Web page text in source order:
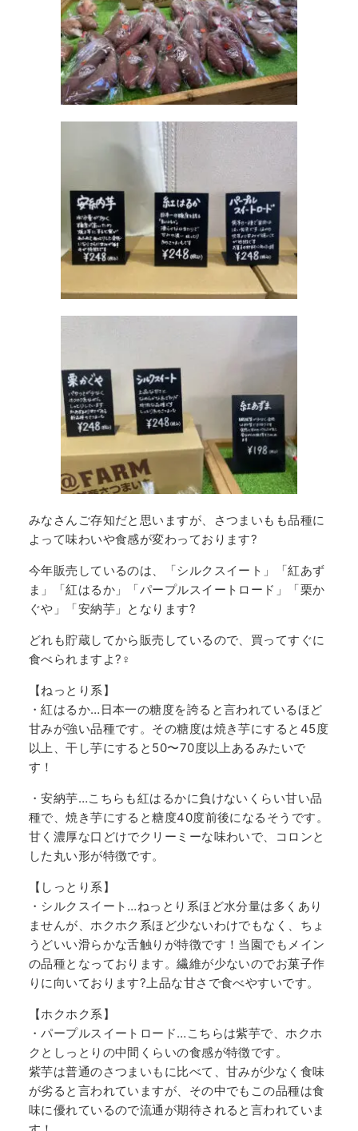
みなさんご存知だと思いますが、さつまいもも品種に
よって味わいや食感が変わっております?
今年販売しているのは、「シルクスイート」「紅あず
ま」「紅はるか」「パープルスイートロード」「栗か
ぐや」「安納芋」となります?
どれも貯蔵してから販売しているので、買ってすぐに
食べられますよ?‍♀️
【ねっとり系】
・紅はるか…日本一の糖度を誇ると言われているほど
甘みが強い品種です。その糖度は焼き芋にすると45度
以上、干し芋にすると50〜70度以上あるみたいで
す！
・安納芋…こちらも紅はるかに負けないくらい甘い品
種で、焼き芋にすると糖度40度前後になるそうです。
甘く濃厚な口どけでクリーミーな味わいで、コロンと
した丸い形が特徴です。
【しっとり系】
・シルクスイート…ねっとり系ほど水分量は多くあり
ませんが、ホクホク系ほど少ないわけでもなく、ちょ
うどいい滑らかな舌触りが特徴です！当園でもメイン
の品種となっております。繊維が少ないのでお菓子作
りに向いております?上品な甘さで食べやすいです。
【ホクホク系】
・パープルスイートロード…こちらは紫芋で、ホクホ
クとしっとりの中間くらいの食感が特徴です。
紫芋は普通のさつまいもに比べて、甘みが少なく食味
が劣ると言われていますが、その中でもこの品種は食
味に優れているので流通が期待されると言われていま